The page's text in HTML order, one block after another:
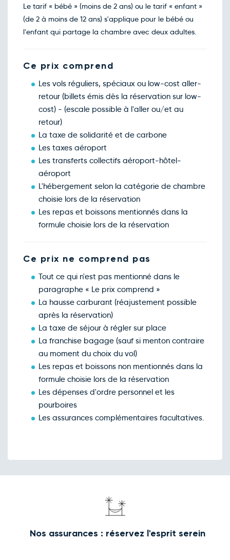
Le tarif « bébé » (moins de 2 ans) ou le tarif « enfant »
(de 2 à moins de 12 ans) s'applique pour le bébé ou
l'enfant qui partage la chambre avec deux adultes.
Ce prix comprend
Les vols réguliers, spéciaux ou low-cost aller-
retour (billets émis dès la réservation sur low-
cost) - (escale possible à l'aller ou/et au
retour)
La taxe de solidarité et de carbone
Les taxes aéroport
Les transferts collectifs aéroport-hôtel-
aéroport
L'hébergement selon la catégorie de chambre
choisie lors de la réservation
Les repas et boissons mentionnés dans la
formule choisie lors de la réservation
Ce prix ne comprend pas
Tout ce qui n'est pas mentionné dans le
paragraphe « Le prix comprend »
La hausse carburant (réajustement possible
après la réservation)
La taxe de séjour à régler sur place
La franchise bagage (sauf si menton contraire
au moment du choix du vol)
Les repas et boissons non mentionnés dans la
formule choisie lors de la réservation
Les dépenses d'ordre personnel et les
pourboires
Les assurances complémentaires facultatives.
Nos assurances : réservez l'esprit serein